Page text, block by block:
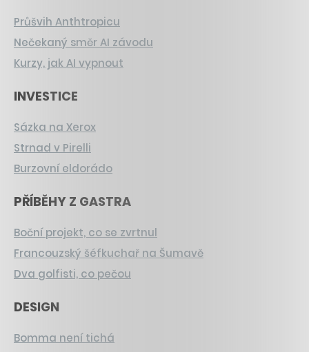
Průšvih Anthtropicu
Nečekaný směr AI závodu
Kurzy, jak AI vypnout
INVESTICE
Sázka na Xerox
Strnad v Pirelli
Burzovní eldorádo
PŘÍBĚHY Z GASTRA
Boční projekt, co se zvrtnul
Francouzský šéfkuchař na Šumavě
Dva golfisti, co pečou
DESIGN
Bomma není tichá